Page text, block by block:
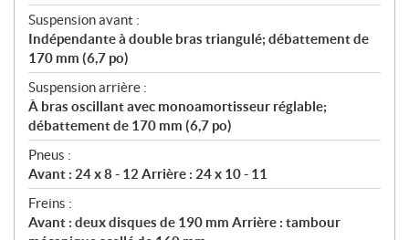
Suspension avant :
Indépendante à double bras triangulé; débattement de
170 mm (6,7 po)
Suspension arrière :
À bras oscillant avec monoamortisseur réglable;
débattement de 170 mm (6,7 po)
Pneus :
Avant : 24 x 8 - 12 Arrière : 24 x 10 - 11
Freins :
Avant : deux disques de 190 mm Arrière : tambour